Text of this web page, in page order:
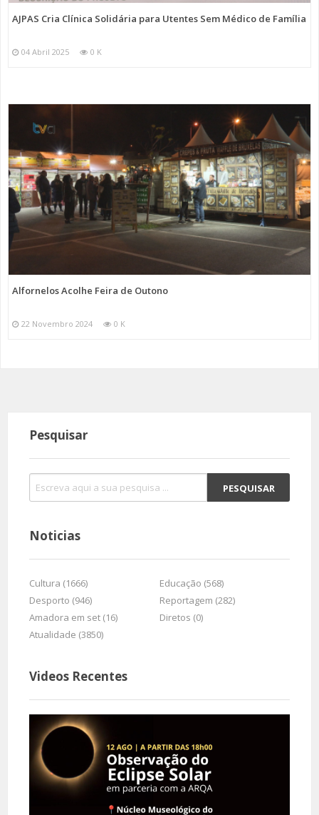
AJPAS Cria Clínica Solidária para Utentes Sem Médico de Família
04 Abril 2025 0 K
Alfornelos Acolhe Feira de Outono
22 Novembro 2024 0 K
Pesquisar
Noticias
Cultura (1666)
Educação (568)
Desporto (946)
Reportagem (282)
Amadora em set (16)
Diretos (0)
Atualidade (3850)
Videos Recentes